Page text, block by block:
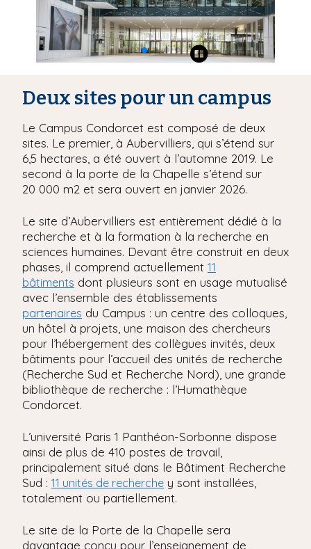
Deux sites pour un campus
Le Campus Condorcet est composé de deux
sites. Le premier, à Aubervilliers, qui s’étend sur
6,5 hectares, a été ouvert à l’automne 2019. Le
second à la porte de la Chapelle s’étend sur
20 000 m2 et sera ouvert en janvier 2026.
Le site d’Aubervilliers est entièrement dédié à la
recherche et à la formation à la recherche en
sciences humaines. Devant être construit en deux
phases, il comprend actuellement 11
bâtiments dont plusieurs sont en usage mutualisé
avec l’ensemble des établissements
partenaires du Campus : un centre des colloques,
un hôtel à projets, une maison des chercheurs
pour l’hébergement des collègues invités, deux
bâtiments pour l’accueil des unités de recherche
(Recherche Sud et Recherche Nord), une grande
bibliothèque de recherche : l’Humathèque
Condorcet.
L’université Paris 1 Panthéon-Sorbonne dispose
ainsi de plus de 410 postes de travail,
principalement situé dans le Bâtiment Recherche
Sud : 11 unités de recherche y sont installées,
totalement ou partiellement.
Le site de la Porte de la Chapelle sera
davantage conçu pour l’enseignement de